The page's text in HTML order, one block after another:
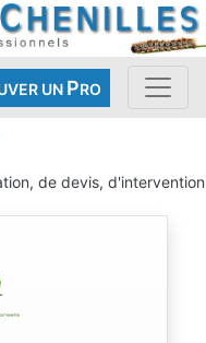
UN PRO
de devis, d'intervention